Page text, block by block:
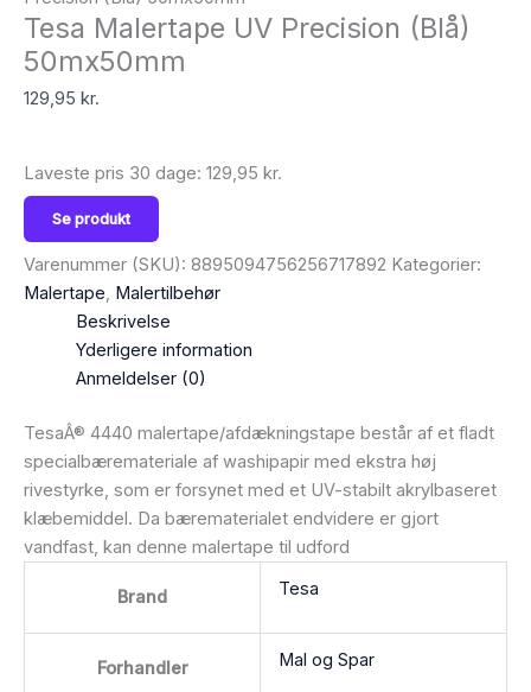
Tesa Malertape UV Precision (Blå)
50mx50mm
129,95 kr.
Laveste pris 30 dage: 129,95 kr.
Se produkt
Varenummer (SKU): 8895094756256717892 Kategorier:
Malertape, Malertilbehør
Beskrivelse
Yderligere information
Anmeldelser (0)
TesaÂ® 4440 malertape/afdækningstape består af et fladt
specialbæremateriale af washipapir med ekstra høj
rivestyrke, som er forsynet med et UV-stabilt akrylbaseret
klæbemiddel. Da bærematerialet endvidere er gjort
vandfast, kan denne malertape til udford
Brand Tesa
Forhandler Mal og Spar